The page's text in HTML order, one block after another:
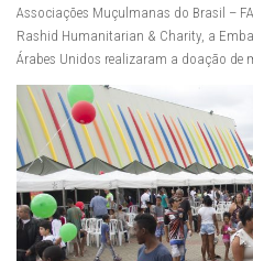
Associações Muçulmanas do Brasil –
Rashid Humanitarian & Charity, a
Árabes Unidos realizaram a doação de